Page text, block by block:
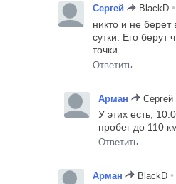
Сергей BlackD •
никто и не берет
сутки. Его берут
точки.
Ответить
Арман Сергей
У этих есть,
пробег до 110
Ответить
Арман BlackD •